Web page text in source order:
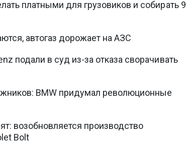
платными для грузовиков и собирать 9
автогаз дорожает на АЗС
подали в суд из-за отказа сворачивать
BMW придумал революционные
возобновляется производство
Bolt